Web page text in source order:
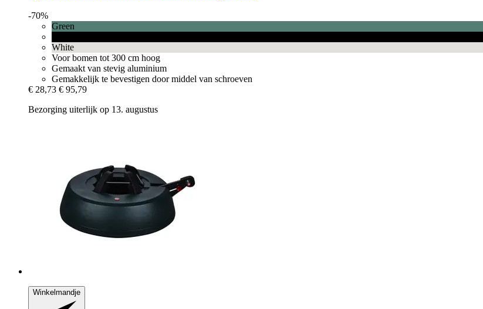
-70%
Green
White
Voor bomen tot 300 cm hoog
Gemaakt van stevig aluminium
Gemakkelijk te bevestigen door middel van schroeven
€ 28,73 € 95,79
Bezorging uiterlijk op 13. augustus
Winkelmandje